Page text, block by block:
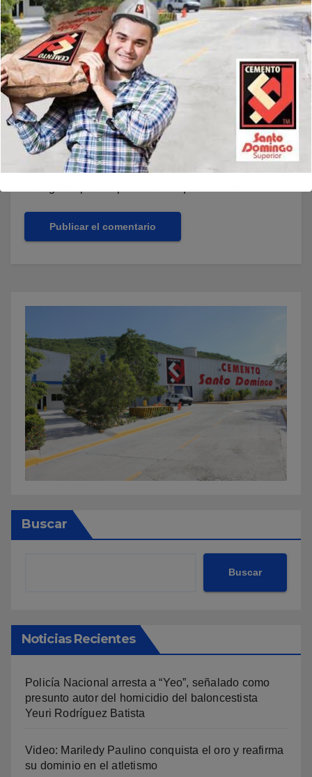
Web
Guarda mi nombre, correo electrónico y web en este
Buscar
Buscar
Noticias Recientes
Policía Nacional arresta a “Yeo”, señalado como
presunto autor del homicidio del baloncestista
Yeuri Rodríguez Batista
Video: Mariledy Paulino conquista el oro y reafirma
su dominio en el atletismo